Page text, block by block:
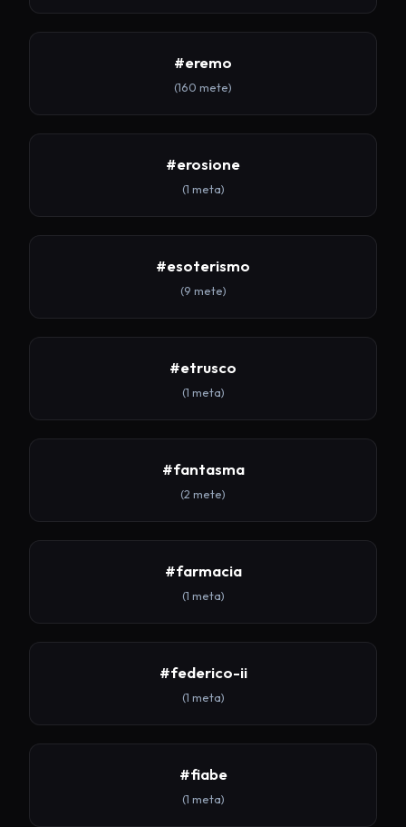
#eremo
(160 mete)
#erosione
(1 meta)
#esoterismo
(9 mete)
#etrusco
(1 meta)
#fantasma
(2 mete)
#farmacia
(1 meta)
#federico-ii
(1 meta)
#fiabe
(1 meta)